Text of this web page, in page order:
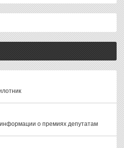
о премиях депутатам